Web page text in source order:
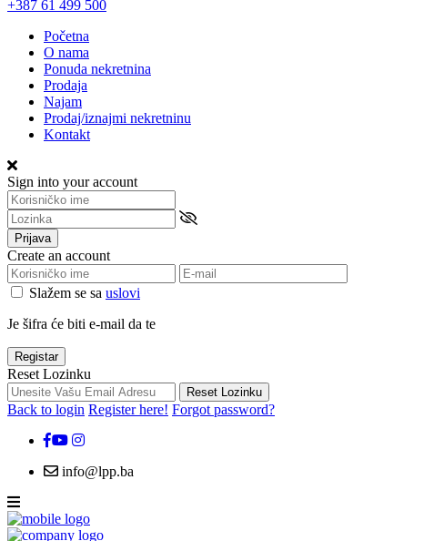
+387 61 499 500
Početna
O nama
Ponuda nekretnina
Prodaja
Najam
Prodaj/iznajmi nekretninu
Kontakt
Sign into your account
Prijava
Create an account
Slažem se sa uslovi
Je šifra će biti e-mail da te
Registar
Reset Lozinku
Reset Lozinku
Back to login Register here! Forgot password?
info@lpp.ba